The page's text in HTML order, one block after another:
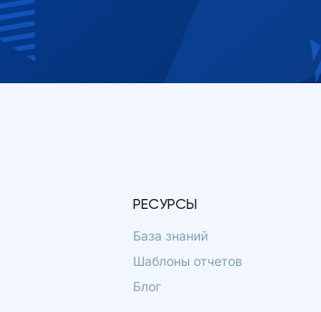
РЕСУРСЫ
База знаний
Шаблоны отчетов
Блог